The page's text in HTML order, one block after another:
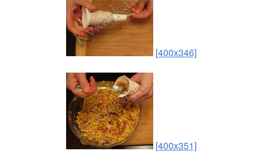
[400x346]
[400x351]